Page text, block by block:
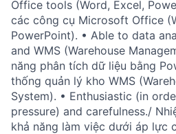
Office tools (Word, Excel,
các công cụ Microsoft Office
PowerPoint). • Able to data
and WMS (Warehouse
năng phân tích dữ liệu bằng
thống quản lý kho WMS
System). • Enthusiastic (in
pressure) and carefulness./
khả năng làm việc dưới áp lực